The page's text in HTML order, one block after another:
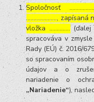
Spoločnosť
…………………, zapísaná
vložka …………..
spracováva v
Rady (EÚ) č. 2016/
so spracovaním
údajov a o
nariadenie o
„Nariadenie“),